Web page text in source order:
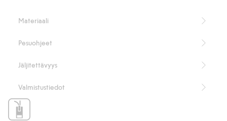
Sisälahkeen pituus 81 cm koossa 33/32
Materiaali
Pesuohjeet
Jäljitettävyys
Valmistustiedot